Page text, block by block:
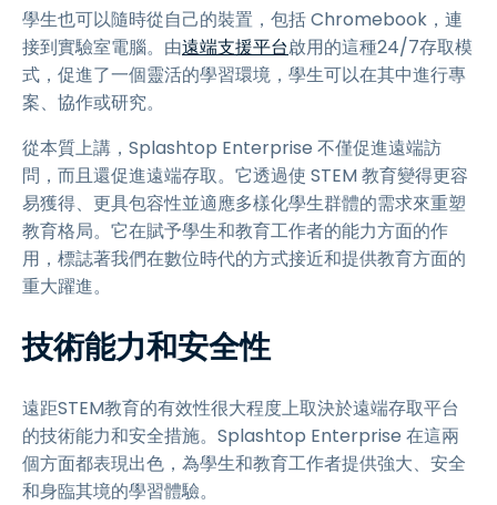
學生也可以隨時從自己的裝置，包括 Chromebook，連
接到實驗室電腦。由遠端支援平台啟用的這種24/7存取模
式，促進了一個靈活的學習環境，學生可以在其中進行專
案、協作或研究。
從本質上講，Splashtop Enterprise 不僅促進遠端訪
問，而且還促進遠端存取。它透過使 STEM 教育變得更容
易獲得、更具包容性並適應多樣化學生群體的需求來重塑
教育格局。它在賦予學生和教育工作者的能力方面的作
用，標誌著我們在數位時代的方式接近和提供教育方面的
重大躍進。
技術能力和安全性
遠距STEM教育的有效性很大程度上取決於遠端存取平台
的技術能力和安全措施。Splashtop Enterprise 在這兩
個方面都表現出色，為學生和教育工作者提供強大、安全
和身臨其境的學習體驗。